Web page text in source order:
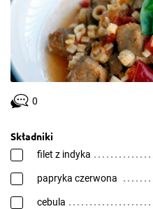
0
Składniki
filet z indyka
papryka czerwona
cebula